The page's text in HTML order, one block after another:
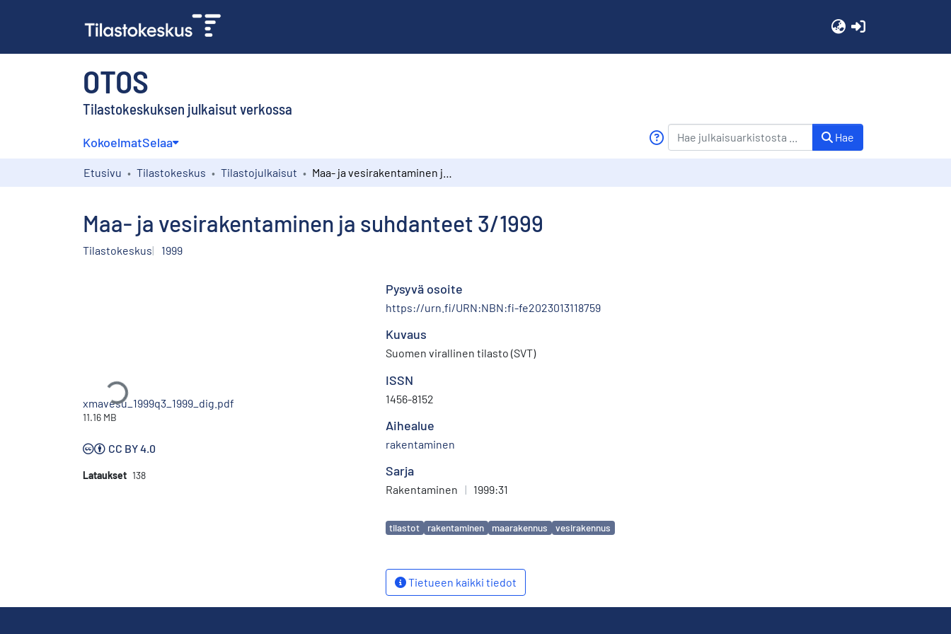
OTOS
Tilastokeskuksen julkaisut verkossa
KokoelmatSelaa Hae
Etusivu Tilastokeskus Tilastojulkaisut
Maa- ja vesirakentaminen ja suhdanteet 3/1999
Tilastokeskus 1999
Ladataan...
xmavesu_1999q3_1999_dig.pdf
11.16 MB
CC BY 4.0
Lataukset 138
Pysyvä osoite
https://urn.fi/URN:NBN:fi-fe2023013118759
Kuvaus
Suomen virallinen tilasto (SVT)
ISSN
1456-8152
Aihealue
rakentaminen
Sarja
Rakentaminen | 1999:31
Avainsanat
tilastot rakentaminen maarakennus vesirakennus
Tietueen kaikki tiedot